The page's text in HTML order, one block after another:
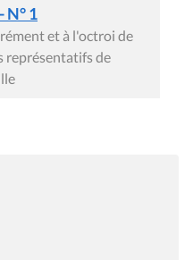
N° 1
et à l'octroi de
représentatifs de